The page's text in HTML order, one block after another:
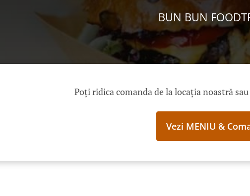
BUN BUN
Poți ridica comanda de la locația noastră
Vezi MENIU &